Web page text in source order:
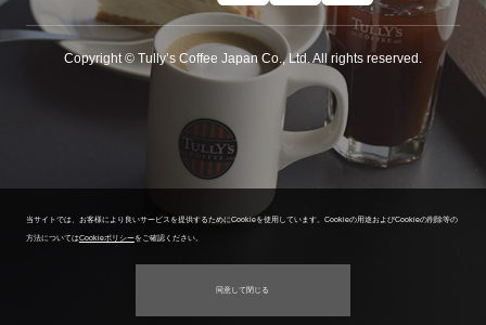
Copyright © Tullyʼs Coffee Japan Co., Ltd. All rights reserved.
当サイトでは、お客様により良いサービスを提供するためにCookieを使用しています。 Cookieの用途およびCookieの削除等の
方法についてはCookieポリシーをご確認ください。
同意して閉じる